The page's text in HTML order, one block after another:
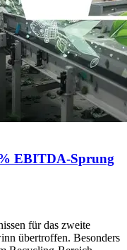
EBITDA-Sprung
für das zweite
übertroffen. Besonders